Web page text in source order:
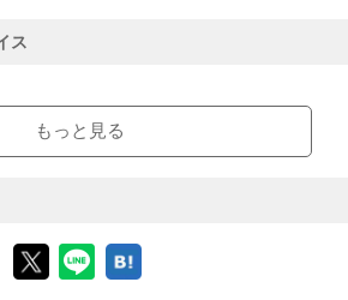
ス
ConTenDoビューア・モバイルビューア
もっと見る